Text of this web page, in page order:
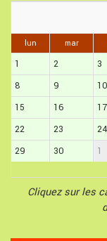
lun mar
1 2 3
8
9 10
15
16 17
22
23 24
29
30 1
Cliquez sur les